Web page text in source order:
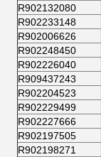
R902132080
R902233148
R902006626
R902248450
R902226040
R909437243
R902204523
R902229499
R902227666
R902197505
R902198271